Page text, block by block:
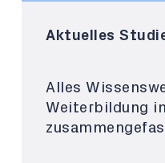
Aktuelles
Alles
Weiterbildung